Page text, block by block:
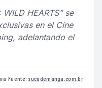
HEARTS” se
en el Cine
adelantando el
·Fuente: sucodemanga.com.br